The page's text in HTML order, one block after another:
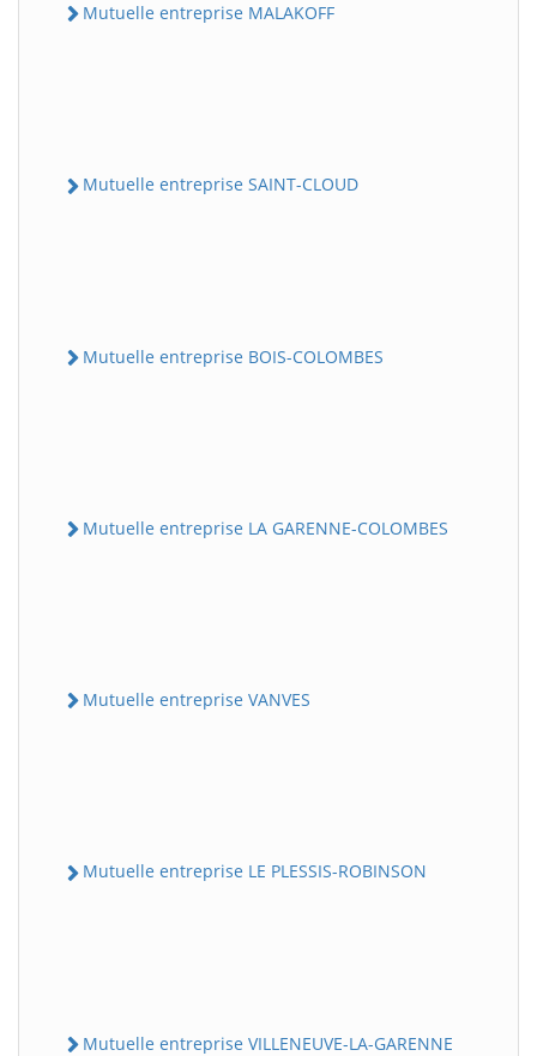
Mutuelle entreprise MALAKOFF
Mutuelle entreprise SAINT-CLOUD
Mutuelle entreprise BOIS-COLOMBES
Mutuelle entreprise LA GARENNE-COLOMBES
Mutuelle entreprise VANVES
Mutuelle entreprise LE PLESSIS-ROBINSON
Mutuelle entreprise VILLENEUVE-LA-GARENNE